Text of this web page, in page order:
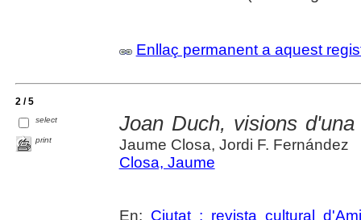
Enllaç permanent a aquest
2 / 5
select
print
Joan Duch, visions
Jaume Closa, Jordi F. Fernández
Closa, Jaume
En: Ciutat : revista cultural